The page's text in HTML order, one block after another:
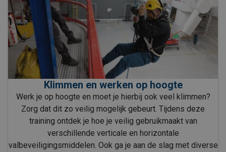
Klimmen en werken op hoogte
Werk je op hoogte en moet je hierbij ook veel klimmen?
Zorg dat dit zo veilig mogelijk gebeurt. Tijdens deze
training ontdek je hoe je veilig gebruikmaakt van
verschillende verticale en horizontale
valbeveiligingsmiddelen. Ook ga je aan de slag met diverse